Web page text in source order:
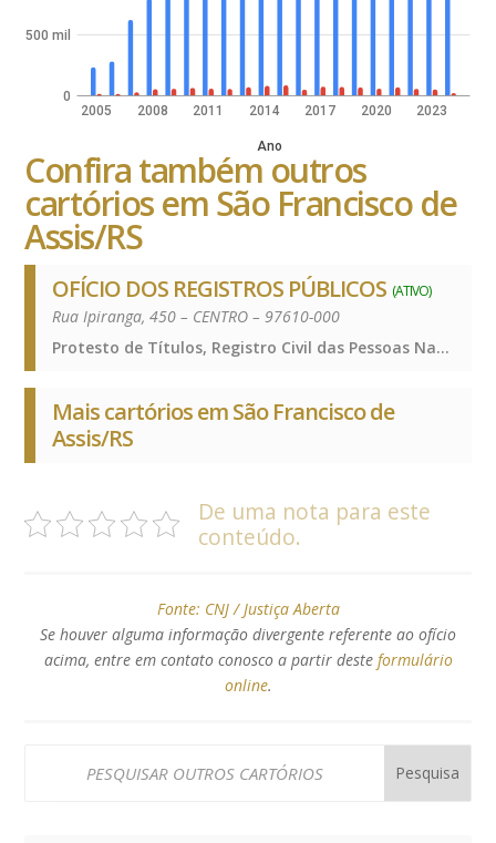
2005 2008 2011 2014 2017 2020 2023
Ano
0
500 mil
Confira também outros
cartórios em São Francisco de
Assis/RS
OFÍCIO DOS REGISTROS PÚBLICOS (ATIVO)
Rua Ipiranga, 450 – CENTRO – 97610-000
Protesto de Títulos, Registro Civil das Pessoas Naturais e de Interdições e Tutelas, Registro de Imóveis, Registro de Títulos e Documentos e Civis das Pessoas Jurídicas, Protesto de Títulos, Registro Civil das Pessoas Naturais e de Interdições e Tutelas, Registro de Imóveis, Registro de Títulos e Documentos e Civis das Pessoas Jurídicas, Protesto de Títulos, Registro Civil das Pessoas Naturais e de Interdições e Tutelas, Registro de Imóveis, Registro de Títulos e Documentos e Civis das Pessoas Jurídicas
Mais cartórios em São Francisco de
Assis/RS
De uma nota para este
conteúdo.
Fonte: CNJ / Justiça Aberta
Se houver alguma informação divergente referente ao ofício
acima, entre em contato conosco a partir deste formulário
online.